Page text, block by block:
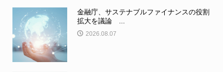
金融庁、サステナブルファイナンスの役割
拡大を議論 ...
2026.08.07